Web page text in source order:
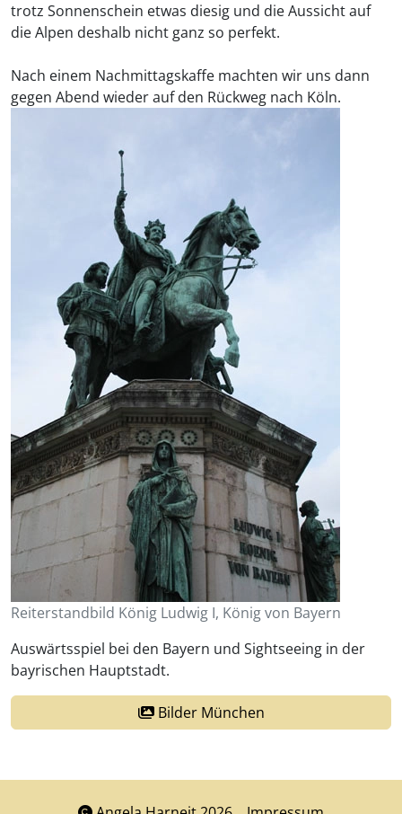
trotz Sonnenschein etwas diesig und die Aussicht auf
die Alpen deshalb nicht ganz so perfekt.
Nach einem Nachmittagskaffe machten wir uns dann
gegen Abend wieder auf den Rückweg nach Köln.
Reiterstandbild König Ludwig I, König von Bayern
Auswärtsspiel bei den Bayern und Sightseeing in der
bayrischen Hauptstadt.
Bilder München